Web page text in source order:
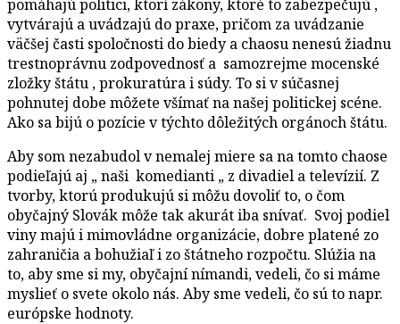
pomáhajú politici, ktorí zákony, ktoré to zabezpečujú ,
vytvárajú a uvádzajú do praxe, pričom za uvádzanie
väčšej časti spoločnosti do biedy a chaosu nenesú žiadnu
trestnoprávnu zodpovednosť a samozrejme mocenské
zložky štátu , prokuratúra i súdy. To si v súčasnej
pohnutej dobe môžete všímať na našej politickej scéne.
Ako sa bijú o pozície v týchto dôležitých orgánoch štátu.
Aby som nezabudol v nemalej miere sa na tomto chaose
podieľajú aj „ naši komedianti „ z divadiel a televízií. Z
tvorby, ktorú produkujú si môžu dovoliť to, o čom
obyčajný Slovák môže tak akurát iba snívať. Svoj podiel
viny majú i mimovládne organizácie, dobre platené zo
zahraničia a bohužiaľ i zo štátneho rozpočtu. Slúžia na
to, aby sme si my, obyčajní nímandi, vedeli, čo si máme
myslieť o svete okolo nás. Aby sme vedeli, čo sú to napr.
európske hodnoty.